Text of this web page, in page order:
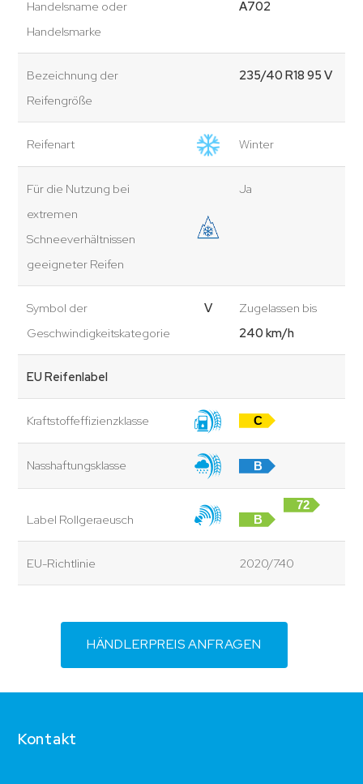
Handelsname oder
Handelsmarke
A702
Bezeichnung der
Reifengröße
235/40 R18 95 V
Reifenart Winter
Für die Nutzung bei
extremen
Schneeverhältnissen
geeigneter Reifen
Ja
Symbol der
Geschwindigkeitskategorie
V
Zugelassen bis
240 km/h
EU Reifenlabel
Kraftstoffeffizienzklasse C
Nasshaftungsklasse B
Label Rollgeraeusch B
72
EU-Richtlinie 2020/740
HÄNDLERPREIS ANFRAGEN
Kontakt